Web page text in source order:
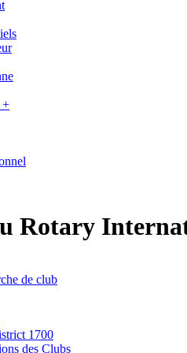
+
Rotary
de club
1700
des Clubs